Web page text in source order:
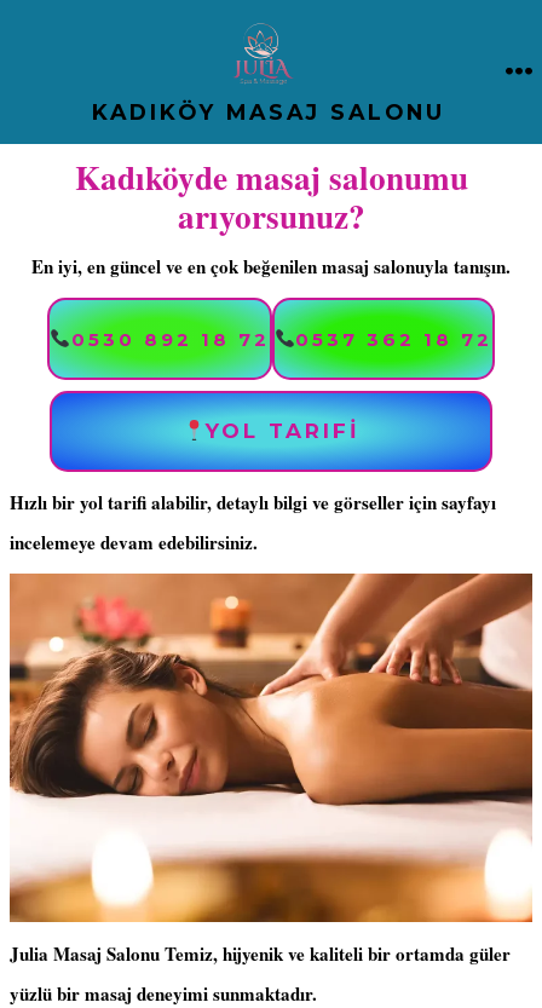
KADIKÖY MASAJ SALONU
Kadıköyde masaj salonumu
arıyorsunuz?
En iyi, en güncel ve en çok beğenilen masaj salonuyla tanışın.
0530 892 18 72 0537 362 18 72
YOL TARIFİ
Hızlı bir yol tarifi alabilir, detaylı bilgi ve görseller için sayfayı
incelemeye devam edebilirsiniz.
Julia Masaj Salonu Temiz, hijyenik ve kaliteli bir ortamda güler
yüzlü bir masaj deneyimi sunmaktadır.